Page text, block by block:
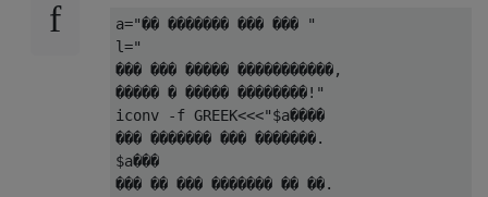
a="�� ������� ��� ��� "
l="
��� ��� ����� �����������,
����� � ����� ��������!"
iconv -f GREEK<<<"$a����
��� ������� ��� �������.
$a���
��� �� ��� ������� �� ��.